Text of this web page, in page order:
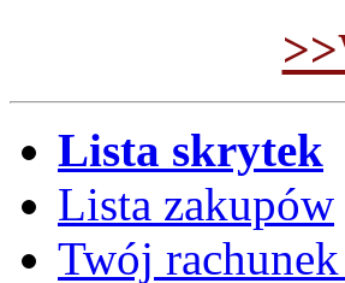
Lista skrytek
Lista zakupów
Twój